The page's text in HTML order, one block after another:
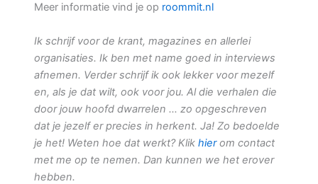
Meer informatie vind je op roommit.nl
Ik schrijf voor de krant, magazines en allerlei
organisaties. Ik ben met name goed in interviews
afnemen. Verder schrijf ik ook lekker voor mezelf
en, als je dat wilt, ook voor jou. Al die verhalen die
door jouw hoofd dwarrelen … zo opgeschreven
dat je jezelf er precies in herkent. Ja! Zo bedoelde
je het! Weten hoe dat werkt? Klik hierom contact
met me op te nemen. Dan kunnen we het erover
hebben.